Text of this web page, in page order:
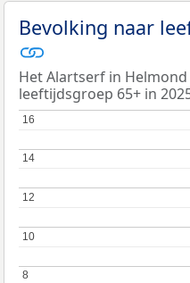
Bevolking naar
Het Alartserf in
leeftijdsgroep 65+ in
8
8
10
10
12
12
14
14
16
16